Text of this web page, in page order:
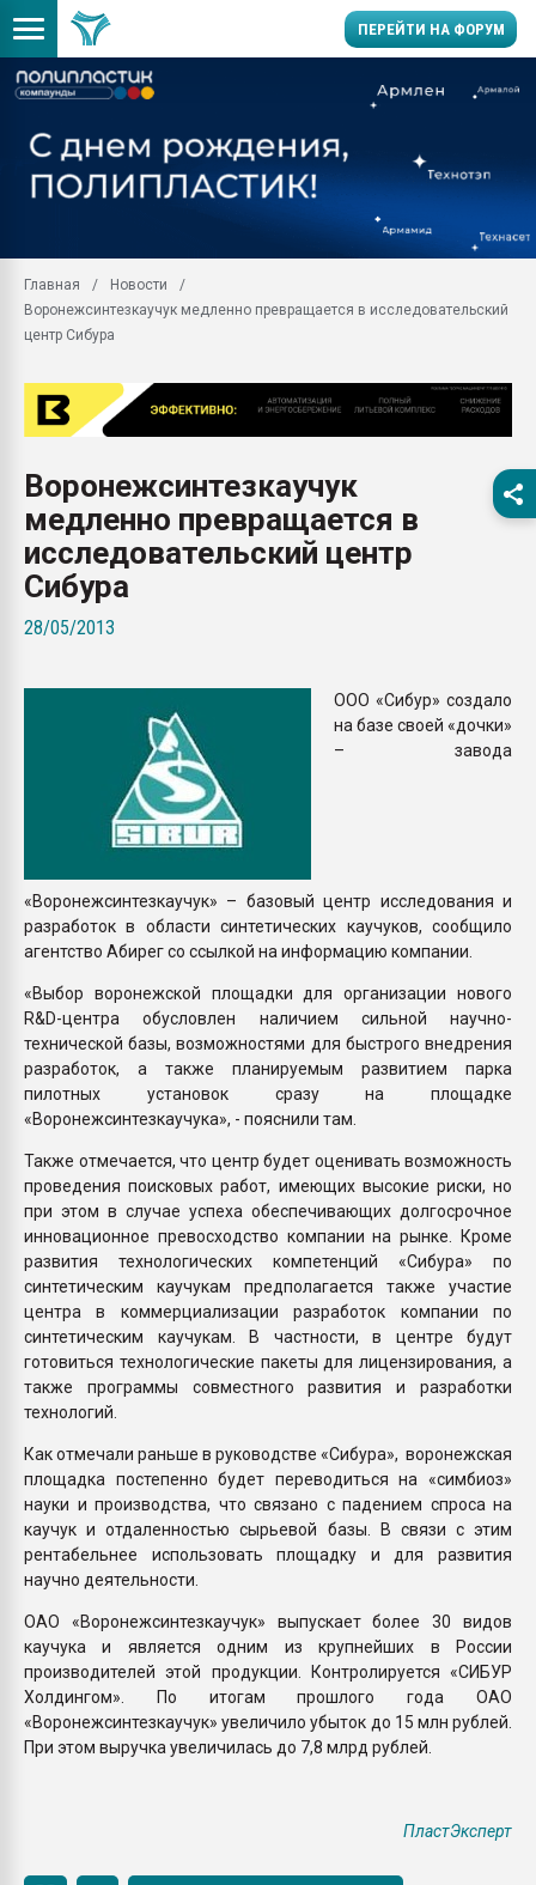
ПЕРЕЙТИ НА ФОРУМ
Вакуум-формовочные
28.07.2026
Всё, что касается
бутылок
вакуумного
Продам отходы
поликарбоната и АБС-
Armaloy PC/ABS-1IM
Главная
Новости
Воронежсинтезкаучук медленно превращается в исследовательский
центр Сибура
Воронежсинтезкаучук
медленно превращается в
исследовательский центр
Сибура
28/05/2013
ООО «Сибур» создало
на базе своей «дочки»
– завода
«Воронежсинтезкаучук» – базовый центр исследования и
разработок в области синтетических каучуков, сообщило
агентство Абирег со ссылкой на информацию компании.
«Выбор воронежской площадки для организации нового
R&D-центра обусловлен наличием сильной научно-
технической базы, возможностями для быстрого внедрения
разработок, а также планируемым развитием парка
пилотных установок сразу на площадке
«Воронежсинтезкаучука», - пояснили там.
Также отмечается, что центр будет оценивать возможность
проведения поисковых работ, имеющих высокие риски, но
при этом в случае успеха обеспечивающих долгосрочное
инновационное превосходство компании на рынке. Кроме
развития технологических компетенций «Сибура» по
синтетическим каучукам предполагается также участие
центра в коммерциализации разработок компании по
синтетическим каучукам. В частности, в центре будут
готовиться технологические пакеты для лицензирования, а
также программы совместного развития и разработки
технологий.
Как отмечали раньше в руководстве «Сибура», воронежская
площадка постепенно будет переводиться на «симбиоз»
науки и производства, что связано с падением спроса на
каучук и отдаленностью сырьевой базы. В связи с этим
рентабельнее использовать площадку и для развития
научно деятельности.
ОАО «Воронежсинтезкаучук» выпускает более 30 видов
каучука и является одним из крупнейших в России
производителей этой продукции. Контролируется «СИБУР
Холдингом». По итогам прошлого года ОАО
«Воронежсинтезкаучук» увеличило убыток до 15 млн рублей.
При этом выручка увеличилась до 7,8 млрд рублей.
ПластЭксперт